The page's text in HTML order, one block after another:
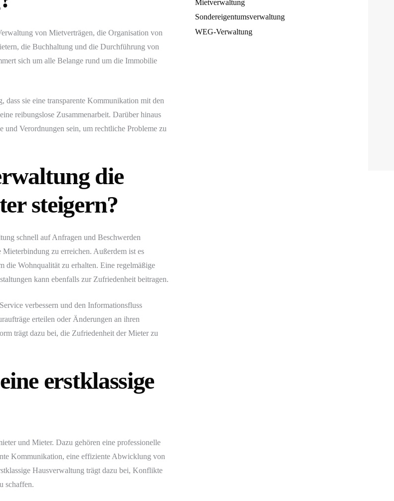
von Mietverträgen, die Organisation von
die Buchhaltung und die Durchführung von
sich um alle Belange rund um die Immobilie
sie eine transparente Kommunikation mit den
reibungslose Zusammenarbeit. Darüber hinaus
und Verordnungen sein, um rechtliche Probleme zu
die
steigern?
schnell auf Anfragen und Beschwerden
zu erreichen. Außerdem ist es
die Wohnqualität zu erhalten. Eine regelmäßige
kann ebenfalls zur Zufriedenheit beitragen.
verbessern und den Informationsfluss
erteilen oder Änderungen an ihren
trägt dazu bei, die Zufriedenheit der Mieter zu
erstklassige
und Mieter. Dazu gehören eine professionelle
Kommunikation, eine effiziente Abwicklung von
Hausverwaltung trägt dazu bei, Konflikte
schaffen.
Mietverwaltung
Sondereigentumsverwaltung
WEG-Verwaltung